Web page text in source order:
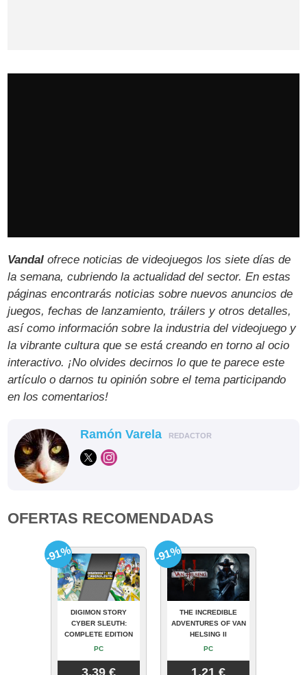
Vandal ofrece noticias de videojuegos los siete días de
la semana, cubriendo la actualidad del sector. En estas
páginas encontrarás noticias sobre nuevos anuncios de
juegos, fechas de lanzamiento, tráilers y otros detalles,
así como información sobre la industria del videojuego y
la vibrante cultura que se está creando en torno al ocio
interactivo. ¡No olvides decirnos lo que te parece este
artículo o darnos tu opinión sobre el tema participando
en los comentarios!
Ramón Varela REDACTOR
OFERTAS RECOMENDADAS
DIGIMON STORY
CYBER SLEUTH:
COMPLETE EDITION
PC
-91%
THE INCREDIBLE
ADVENTURES OF VAN
HELSING II
PC
-91%